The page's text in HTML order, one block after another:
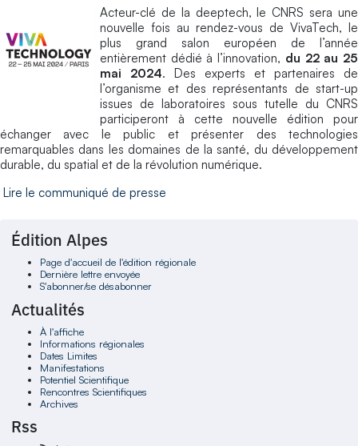
Acteur-clé de la deeptech, le CNRS sera une
nouvelle fois au rendez-vous de VivaTech, le
plus grand salon européen de l’année
entièrement dédié à l’innovation, du 22 au 25
mai 2024. Des experts et partenaires de
l’organisme et des représentants de start-up
issues de laboratoires sous tutelle du CNRS
participeront à cette nouvelle édition pour
échanger avec le public et présenter des technologies
remarquables dans les domaines de la santé, du développement
durable, du spatial et de la révolution numérique.
Lire le communiqué de presse
Édition Alpes
Page d'accueil de l'édition régionale
Dernière lettre envoyée
S'abonner/se désabonner
Actualités
À l'affiche
Informations régionales
Dates Limites
Manifestations
Potentiel Scientifique
Rencontres Scientifiques
Archives
Rss